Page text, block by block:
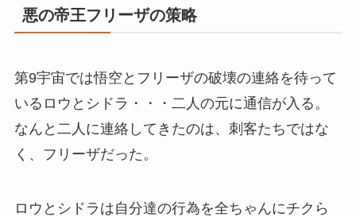
悪の帝王フリーザの策略
第9宇宙では悟空とフリーザの破壊の連絡を待って
いるロウとシドラ・・・二人の元に通信が入る。
なんと二人に連絡してきたのは、刺客たちではな
く、フリーザだった。
ロウとシドラは自分達の行為を全ちゃんにチクら